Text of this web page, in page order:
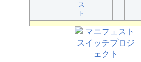
ス
ト